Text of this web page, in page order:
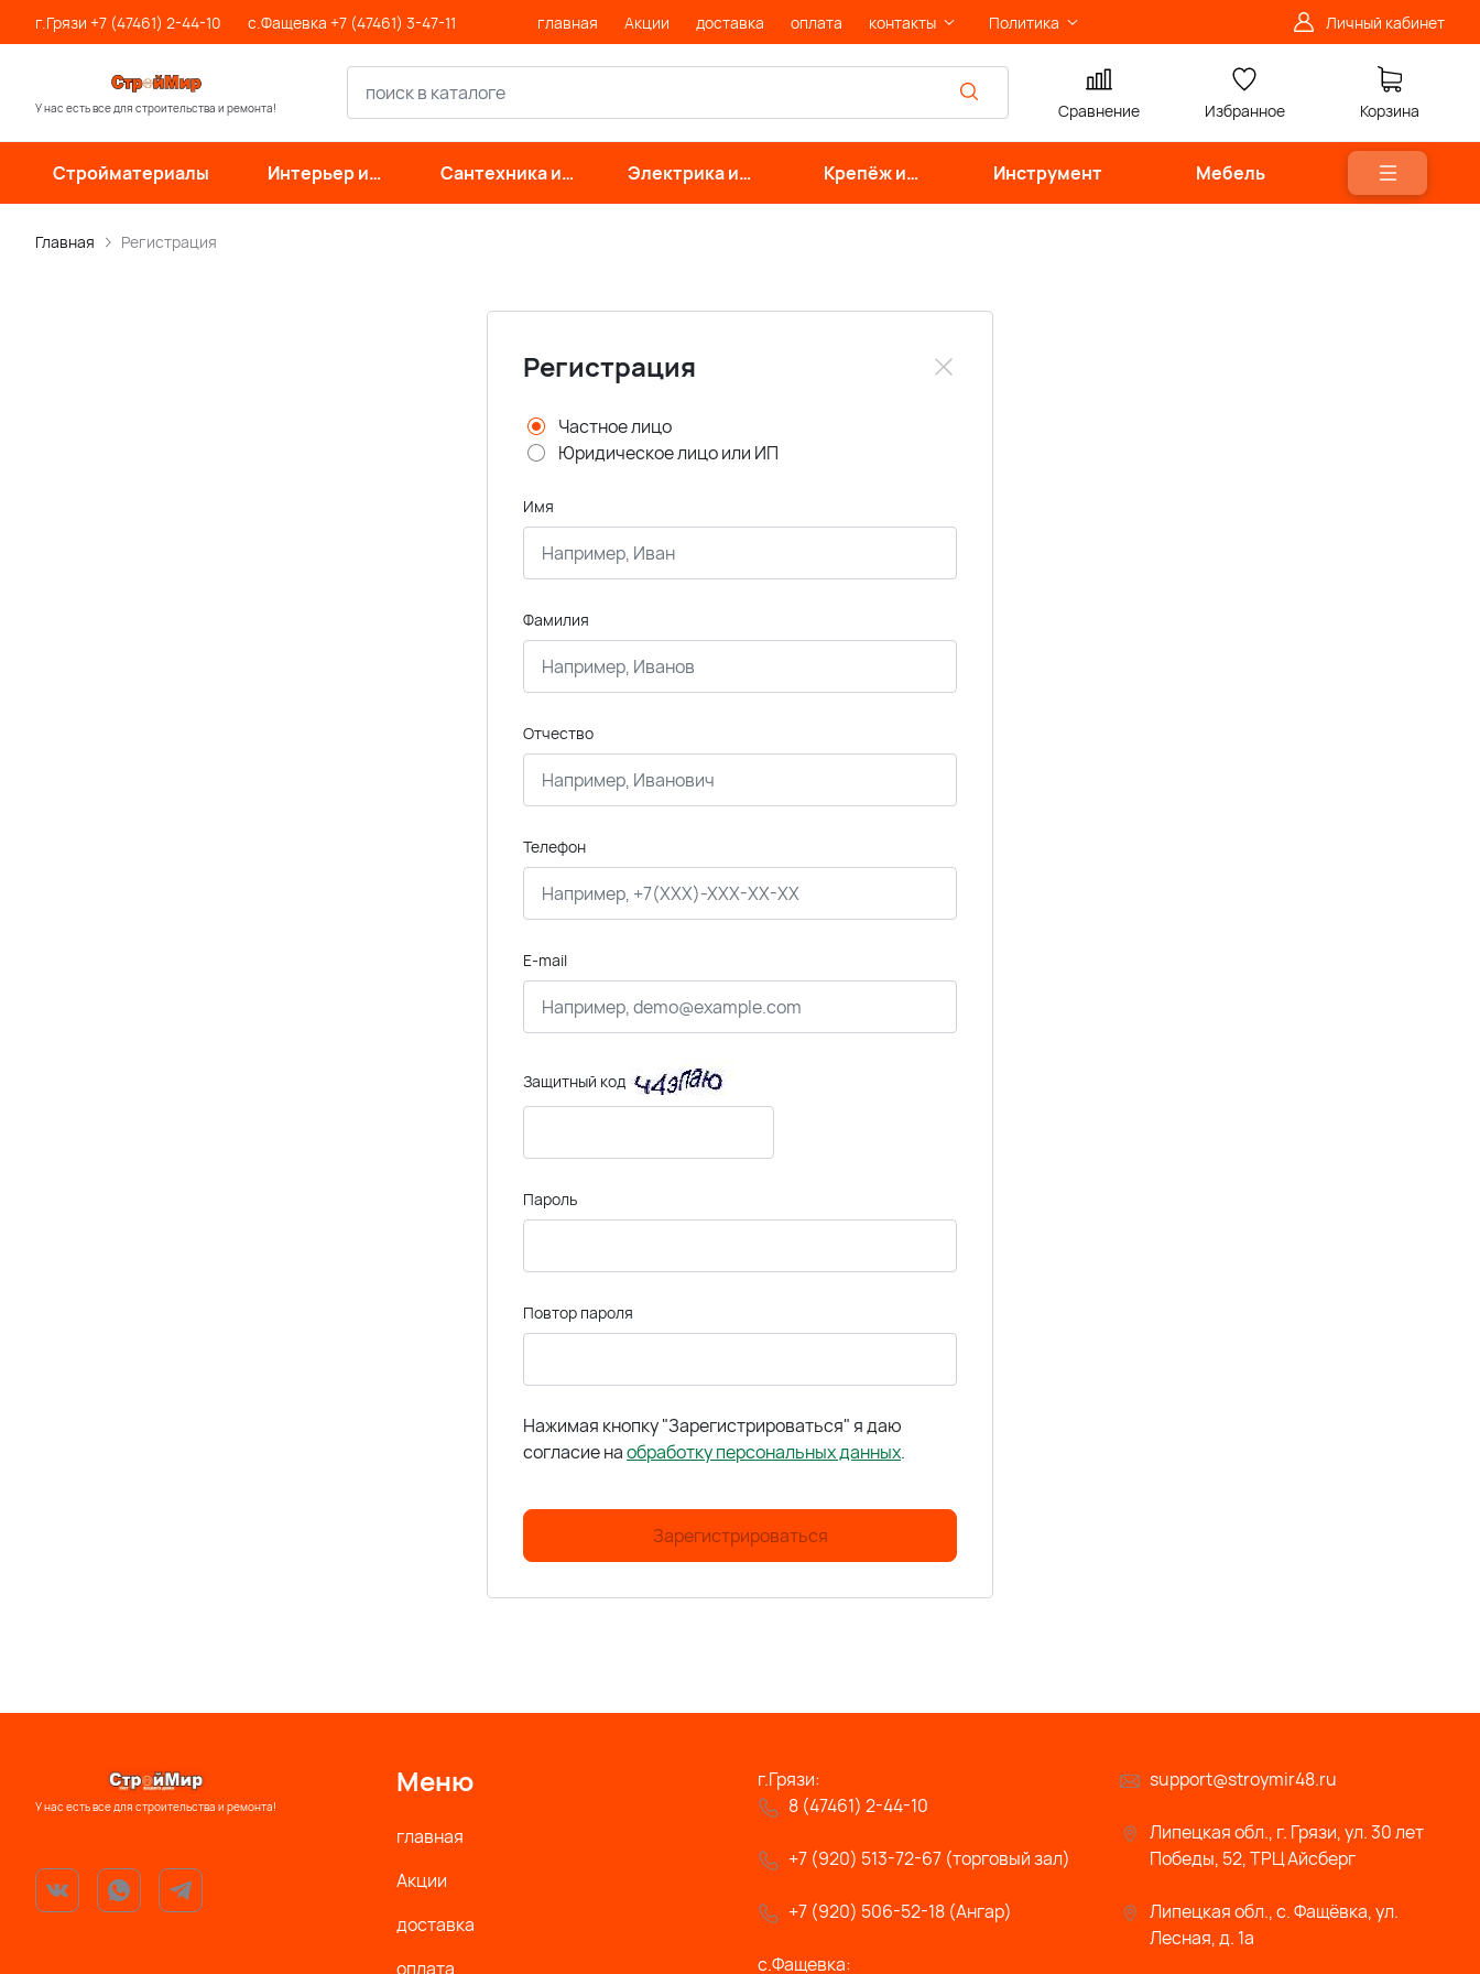
г.Грязи +7 (47461) 2-44-10 с.Фащевка +7 (47461) 3-47-11 главная Акции доставка оплата контакты Политика Личный кабинет
У нас есть все для строительства и ремонта! Сравнение Избранное Корзина
Стройматериалы
Интерьер и
отделка
Сантехника и
инженерные
Электрика и
свет
Крепёж и
фурнитура
Инструмент Мебель
Главная Регистрация
Регистрация
Частное лицо
Юридическое лицо или ИП
Имя
Фамилия
Отчество
Телефон
E-mail
Защитный код
Пароль
Повтор пароля
Нажимая кнопку "Зарегистрироваться" я даю
согласие наобработку персональных данных.
Зарегистрироваться
У нас есть все для строительства и ремонта!
support@stroymir48.ru
Липецкая обл., г. Грязи, ул. 30 лет
Победы, 52, ТРЦ Айсберг
Липецкая обл., с. Фащёвка, ул.
Лесная, д. 1а
Меню
главная
Акции
доставка
оплата
г.Грязи:
8 (47461) 2-44-10
+7 (920) 513-72-67 (торговый зал)
+7 (920) 506-52-18 (Ангар)
с.Фащевка: